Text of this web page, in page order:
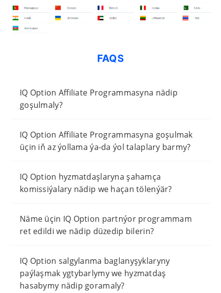
FAQS
IQ Option Affiliate Programmasyna nädip
goşulmaly?
IQ Option Affiliate Programmasyna goşulmak
üçin iň az ýollama ýa-da ýol talaplary barmy?
IQ Option hyzmatdaşlaryna şahamça
komissiýalary nädip we haçan tölenýär?
Näme üçin IQ Option partnýor programmam
ret edildi we nädip düzedip bilerin?
IQ Option salgylanma baglanyşyklaryny
paýlaşmak ygtybarlymy we hyzmatdaş
hasabymy nädip goramaly?